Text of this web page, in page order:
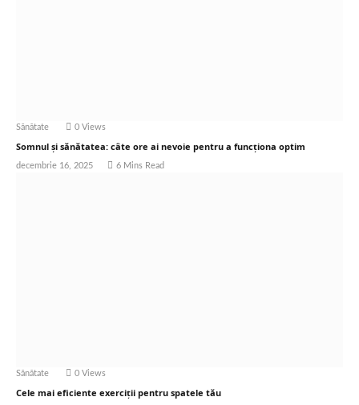
Sănătate 0 Views
Somnul și sănătatea: câte ore ai nevoie pentru a funcționa optim
decembrie 16, 2025 6 Mins Read
Sănătate 0 Views
Cele mai eficiente exerciții pentru spatele tău